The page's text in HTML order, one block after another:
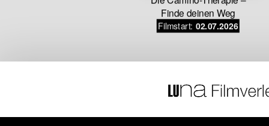
Finde deinen Weg
Filmstart:02.07.2026